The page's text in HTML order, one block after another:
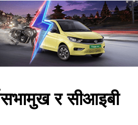
र सीआइबी